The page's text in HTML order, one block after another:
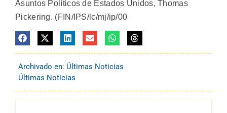
Asuntos Políticos de Estados Unidos, Thomas
Pickering. (FIN/IPS/lc/mj/ip/00
Archivado en: Últimas Noticias
Últimas Noticias